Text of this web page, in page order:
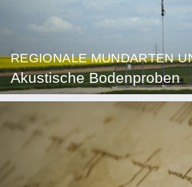
REGIONALE MUNDARTEN
Akustische Bodenproben